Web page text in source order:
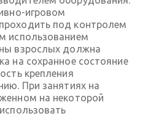
игровом
под контролем
использованием
взрослых должна
на сохранное состояние
крепления
При занятиях на
на некоторой